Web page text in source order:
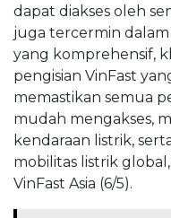
dapat diakses oleh
juga tercermin
yang komprehensif,
pengisian VinFast
memastikan semua
mudah mengakses,
kendaraan listrik,
mobilitas listrik
VinFast Asia (6/5).